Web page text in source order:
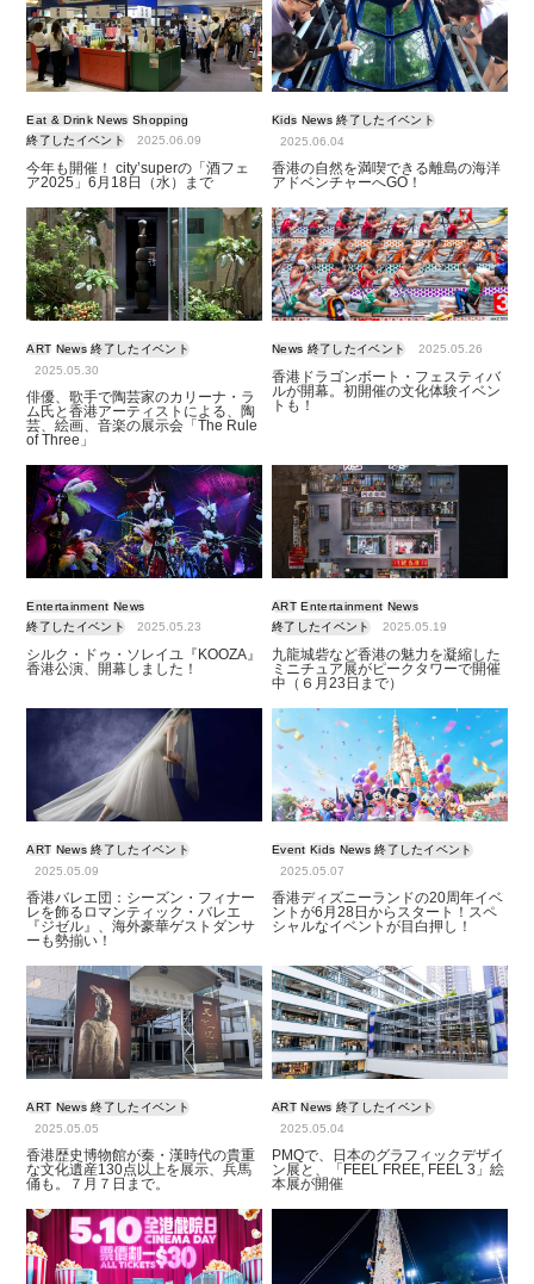
Eat & Drink News Shopping
終了したイベント
2025.06.09
今年も開催！ city’superの「酒フェ
ア2025」6月18日（水）まで
Kids News 終了したイベント
2025.06.04
香港の自然を満喫できる離島の海洋
アドベンチャーへGO！
ART News 終了したイベント
2025.05.30
俳優、歌手で陶芸家のカリーナ・ラ
ム氏と香港アーティストによる、陶
芸、絵画、音楽の展示会「The Rule
of Three」
News 終了したイベント 2025.05.26
香港ドラゴンボート・フェスティバ
ルが開幕。初開催の文化体験イベン
トも！
Entertainment News
終了したイベント
2025.05.23
シルク・ドゥ・ソレイユ『KOOZA』
香港公演、開幕しました！
ART Entertainment News
終了したイベント
2025.05.19
九龍城砦など香港の魅力を凝縮した
ミニチュア展がピークタワーで開催
中（６月23日まで）
ART News 終了したイベント
2025.05.09
香港バレエ団：シーズン・フィナー
レを飾るロマンティック・バレエ
『ジゼル』、海外豪華ゲストダンサ
ーも勢揃い！
Event Kids News 終了したイベント
2025.05.07
香港ディズニーランドの20周年イベ
ントが6月28日からスタート！スペ
シャルなイベントが目白押し！
ART News 終了したイベント
2025.05.05
香港歴史博物館が秦・漢時代の貴重
な文化遺産130点以上を展示、兵馬
俑も。７月７日まで。
ART News 終了したイベント
2025.05.04
PMQで、日本のグラフィックデザイ
ン展と、「FEEL FREE, FEEL 3」絵
本展が開催